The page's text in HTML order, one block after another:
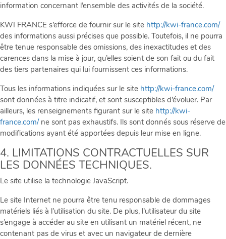
information concernant l’ensemble des activités de la société.
KWI FRANCE s’efforce de fournir sur le site http://kwi-france.com/
des informations aussi précises que possible. Toutefois, il ne pourra
être tenue responsable des omissions, des inexactitudes et des
carences dans la mise à jour, qu’elles soient de son fait ou du fait
des tiers partenaires qui lui fournissent ces informations.
Tous les informations indiquées sur le site http://kwi-france.com/
sont données à titre indicatif, et sont susceptibles d’évoluer. Par
ailleurs, les renseignements figurant sur le site http://kwi-
france.com/ne sont pas exhaustifs. Ils sont donnés sous réserve de
modifications ayant été apportées depuis leur mise en ligne.
4. LIMITATIONS CONTRACTUELLES SUR
LES DONNÉES TECHNIQUES.
Le site utilise la technologie JavaScript.
Le site Internet ne pourra être tenu responsable de dommages
matériels liés à l’utilisation du site. De plus, l’utilisateur du site
s’engage à accéder au site en utilisant un matériel récent, ne
contenant pas de virus et avec un navigateur de dernière